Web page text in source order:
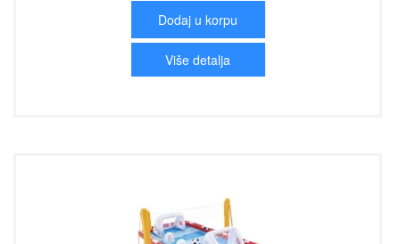
Dodaj u korpu
Više detalja